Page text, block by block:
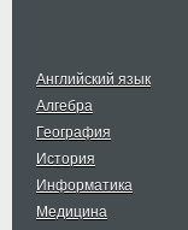
Английский язык
Алгебра
География
История
Информатика
Медицина